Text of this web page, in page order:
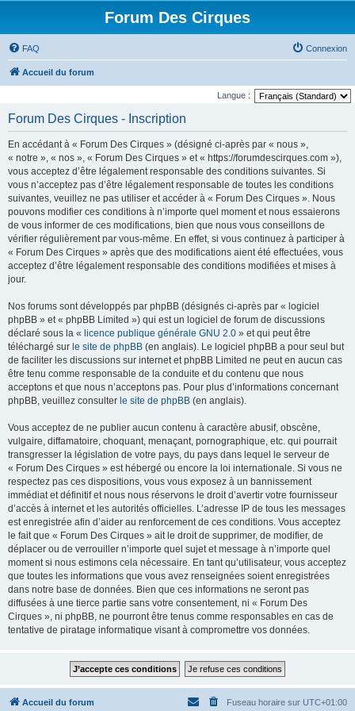
Forum Des Cirques
FAQ Connexion
Accueil du forum
Langue :
Forum Des Cirques - Inscription
En accédant à « Forum Des Cirques » (désigné ci-après par « nous »,
« notre », « nos », « Forum Des Cirques » et « https://forumdescirques.com »),
vous acceptez d’être légalement responsable des conditions suivantes. Si
vous n’acceptez pas d’être légalement responsable de toutes les conditions
suivantes, veuillez ne pas utiliser et accéder à « Forum Des Cirques ». Nous
pouvons modifier ces conditions à n’importe quel moment et nous essaierons
de vous informer de ces modifications, bien que nous vous conseillons de
vérifier régulièrement par vous-même. En effet, si vous continuez à participer à
« Forum Des Cirques » après que des modifications aient été effectuées, vous
acceptez d’être légalement responsable des conditions modifiées et mises à
jour.
Nos forums sont développés par phpBB (désignés ci-après par « logiciel
phpBB » et « phpBB Limited ») qui est un logiciel de forum de discussions
déclaré sous la « licence publique générale GNU 2.0 » et qui peut être
téléchargé sur le site de phpBB (en anglais). Le logiciel phpBB a pour seul but
de faciliter les discussions sur internet et phpBB Limited ne peut en aucun cas
être tenu comme responsable de la conduite et du contenu que nous
acceptons et que nous n’acceptons pas. Pour plus d’informations concernant
phpBB, veuillez consulter le site de phpBB (en anglais).
Vous acceptez de ne publier aucun contenu à caractère abusif, obscène,
vulgaire, diffamatoire, choquant, menaçant, pornographique, etc. qui pourrait
transgresser la législation de votre pays, du pays dans lequel le serveur de
« Forum Des Cirques » est hébergé ou encore la loi internationale. Si vous ne
respectez pas ces dispositions, vous vous exposez à un bannissement
immédiat et définitif et nous nous réservons le droit d’avertir votre fournisseur
d’accès à internet et les autorités officielles. L’adresse IP de tous les messages
est enregistrée afin d’aider au renforcement de ces conditions. Vous acceptez
le fait que « Forum Des Cirques » ait le droit de supprimer, de modifier, de
déplacer ou de verrouiller n’importe quel sujet et message à n’importe quel
moment si nous estimons cela nécessaire. En tant qu’utilisateur, vous acceptez
que toutes les informations que vous avez renseignées soient enregistrées
dans notre base de données. Bien que ces informations ne seront pas
diffusées à une tierce partie sans votre consentement, ni « Forum Des
Cirques », ni phpBB, ne pourront être tenus comme responsables en cas de
tentative de piratage informatique visant à compromettre vos données.
Accueil du forum Fuseau horaire sur UTC+01:00